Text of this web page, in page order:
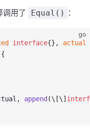
调用了 Equal() ：
go
interface{}, actual
{
, append (\[\]